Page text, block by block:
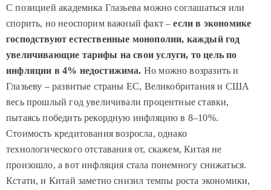
С позицией академика Глазьева можно соглашаться или
спорить, но неоспорим важный факт – если в экономике
господствуют естественные монополии, каждый год
увеличивающие тарифы на свои услуги, то цель по
инфляции в 4% недостижима. Но можно возразить и
Глазьеву – развитые страны ЕС, Великобритания и США
весь прошлый год увеличивали процентные ставки,
пытаясь победить рекордную инфляцию в 8–10%.
Стоимость кредитования возросла, однако
технологического отставания от, скажем, Китая не
произошло, а вот инфляция стала понемногу снижаться.
Кстати, и Китай заметно снизил темпы роста экономики,